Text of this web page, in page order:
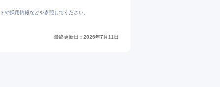
や採用情報などを参照してください。
最終更新日： 2026年7月11日